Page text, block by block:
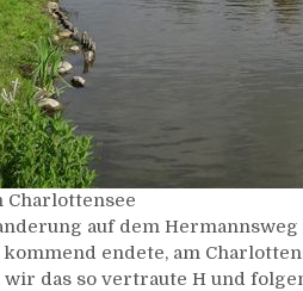
Charlottensee
auf dem
endete, am
das so vertraute H und